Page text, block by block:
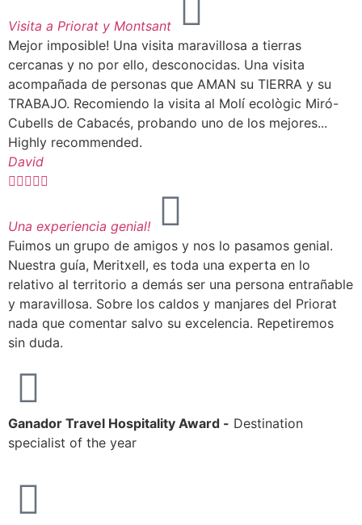
Visita a Priorat y Montsant
Mejor imposible! Una visita maravillosa a tierras
cercanas y no por ello, desconocidas. Una visita
acompañada de personas que AMAN su TIERRA y su
TRABAJO. Recomiendo la visita al Molí ecològic Miró-
Cubells de Cabacés, probando uno de los mejores...
Highly recommended.
David

Una experiencia genial!
Fuimos un grupo de amigos y nos lo pasamos genial.
Nuestra guía, Meritxell, es toda una experta en lo
relativo al territorio a demás ser una persona entrañable
y maravillosa. Sobre los caldos y manjares del Priorat
nada que comentar salvo su excelencia. Repetiremos
sin duda.
Ganador Travel Hospitality Award - Destination
specialist of the year